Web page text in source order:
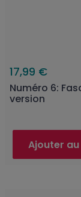
17,99 €
Numéro 6:
version
Ajouter